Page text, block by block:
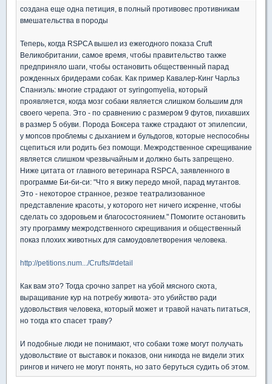
создана еще одна петиция, в полный противовес противникам
вмешательства в породы
Теперь, когда RSPCA вышел из ежегодного показа Cruft
Великобритании, самое время, чтобы правительство также
предприняло шаги, чтобы остановить общественный парад
рожденных бридерами собак. Как пример Кавалер-Кинг Чарльз
Спаниэль: многие страдают от syringomyelia, который
проявляется, когда мозг собаки является слишком большим для
своего черепа. Это - по сравнению с размером 9 футов, пихавших
в размер 5 обуви. Порода Боксера также страдают от эпилепсии,
у мопсов проблемы с дыханием и бульдогов, которые неспособны
сцепиться или родить без помощи. Межродственное скрещивание
является слишком чрезвычайным и должно быть запрещено.
Ниже цитата от главного ветеринара RSPCA, заявленного в
программе Би-би-си: "Что я вижу передо мной, парад мутантов.
Это - некоторое странное, резкое театрализованное
представление красоты, у которого нет ничего искренне, чтобы
сделать со здоровьем и благосостоянием." Помогите остановить
эту программу межродственного скрещивания и общественный
показ плохих животных для самоудовлетворения человека.
http://petitions.num.../Crufts/#detail
Как вам это? Тогда срочно запрет на убой мясного скота,
выращивание кур на потребу живота- это убийство ради
удовольствия человека, который может и травой начать питаться,
но тогда кто спасет траву?
И подобные люди не понимают, что собаки тоже могут получать
удовольствие от выставок и показов, они никогда не видели этих
рингов и ничего не могут понять, но зато беруться судить об этом.